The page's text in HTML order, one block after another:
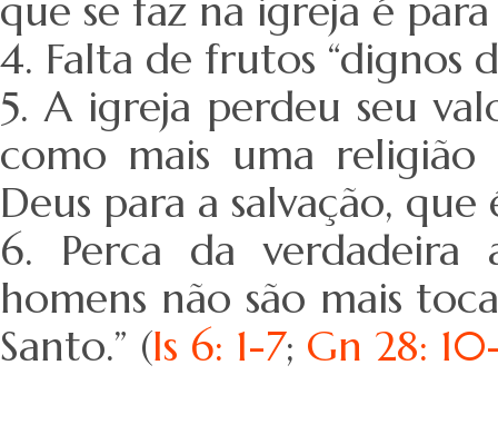
que se faz na igreja é
4. Falta de frutos “dignos
5. A igreja perdeu seu
como mais uma
Deus para a salvação, que
6. Perca da verdadeira
homens não são mais
Santo.” (Is 6: 1-7; Gn 28: